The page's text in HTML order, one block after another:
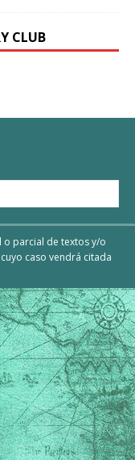
CLUB
o parcial de textos y/o
caso vendrá citada